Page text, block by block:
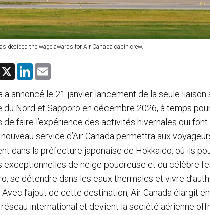
decided the wage awards for Air Canada cabin crew.
X
L
k
e
d
n
i
l
a annoncé le 21 janvier lancement de la seule
du Nord et Sapporo en décembre 2026, à temps
de faire l’expérience des activités hivernales qui
service d’Air Canada permettra aux
dans la préfecture japonaise de Hokkaido, où ils
exceptionnelles de neige poudreuse et du célèbre
se détendre dans les eaux thermales et vivre
Avec l’ajout de cette destination, Air Canada élargit
international et devient la société aérienne